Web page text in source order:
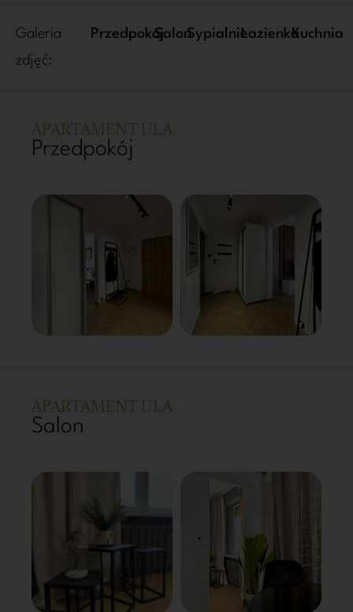
Galeria
zdjęć:
PrzedpokójSalonSypialnieŁazienkaKuchnia
APARTAMENT ULA
Przedpokój
APARTAMENT ULA
Salon